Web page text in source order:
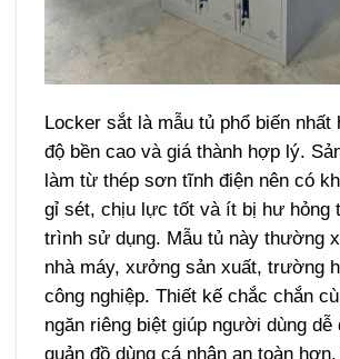
Locker sắt là mẫu tủ phổ biến nhất
độ bền cao và giá thành hợp lý.
làm từ thép sơn tĩnh điện nên có
gỉ sét, chịu lực tốt và ít bị hư hỏng
trình sử dụng. Mẫu tủ này thường
nhà máy, xưởng sản xuất, trường
công nghiệp. Thiết kế chắc chắn
ngăn riêng biệt giúp người dùng dễ
quản đồ dùng cá nhân an toàn hơn.